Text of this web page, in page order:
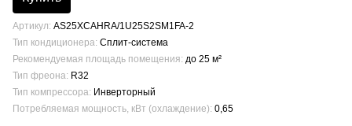
Артикул AS25XCAHRA/1U25S2SM1FA-2
Тип кондиционера Сплит-система
Рекомендуемая площадь помещения до 25 м²
Тип фреона R32
Тип компрессора Инверторный
Потребляемая мощность, кВт (охлаждение) 0,65